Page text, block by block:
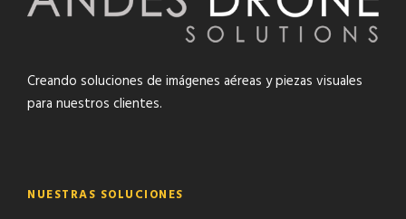
Creando soluciones de imágenes aéreas y piezas visuales
para nuestros clientes.
NUESTRAS SOLUCIONES